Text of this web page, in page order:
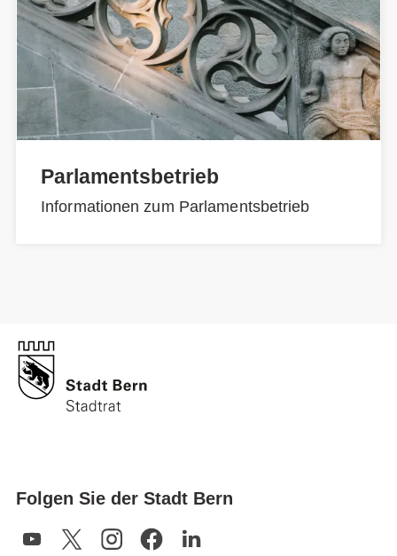
Parlamentsbetrieb
Informationen zum Parlamentsbetrieb
Folgen Sie der Stadt Bern